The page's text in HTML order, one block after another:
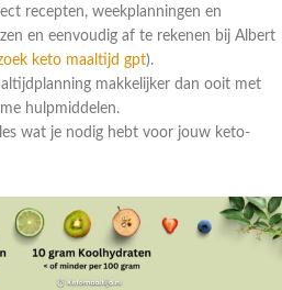
recepten, weekplanningen en
en eenvoudig af te rekenen bij Albert
keto maaltijd gpt).
makkelijker dan ooit met
hulpmiddelen.
wat je nodig hebt voor jouw keto-